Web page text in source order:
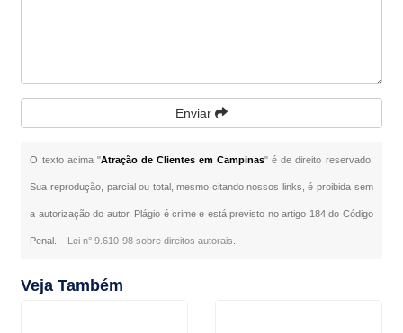
Enviar
O texto acima "Atração de Clientes em Campinas" é de direito reservado.
Sua reprodução, parcial ou total, mesmo citando nossos links, é proibida sem
a autorização do autor. Plágio é crime e está previsto no artigo 184 do Código
Penal. – Lei n° 9.610-98 sobre direitos autorais
Veja Também